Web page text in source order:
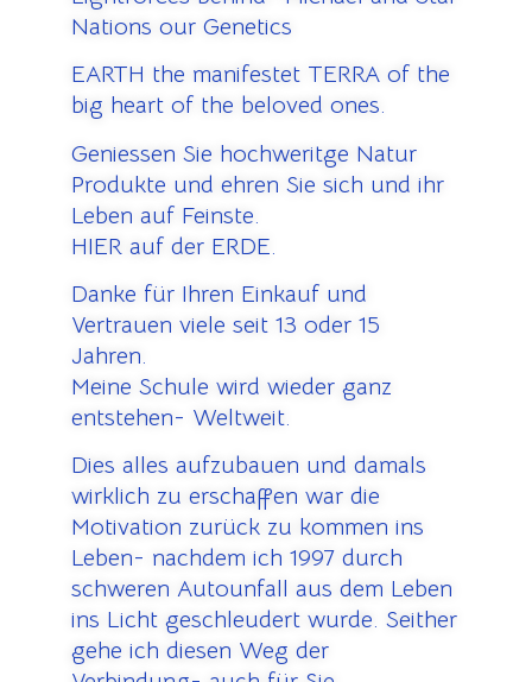
Nations our Genetics
EARTH the manifestet TERRA of the
big heart of the beloved ones.
Geniessen Sie hochweritge Natur
Produkte und ehren Sie sich und ihr
Leben auf Feinste.
HIER auf der ERDE.
Danke für Ihren Einkauf und
Vertrauen viele seit 13 oder 15
Jahren.
Meine Schule wird wieder ganz
entstehen- Weltweit.
Dies alles aufzubauen und damals
wirklich zu erschaffen war die
Motivation zurück zu kommen ins
Leben- nachdem ich 1997 durch
schweren Autounfall aus dem Leben
ins Licht geschleudert wurde. Seither
gehe ich diesen Weg der